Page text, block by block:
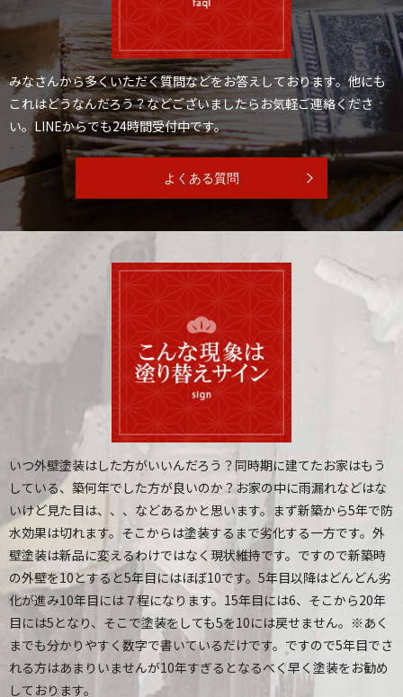
みなさんから多くいただく質問などをお答えしております。他にも
これはどうなんだろう？などございましたらお気軽ご連絡くださ
い。LINEからでも24時間受付中です。
よくある質問
いつ外壁塗装はした方がいいんだろう？同時期に建てたお家はもう
している、築何年でした方が良いのか？お家の中に雨漏れなどはな
いけど見た目は、、、などあるかと思います。 まず新築から5年で防
水効果は切れます。そこからは塗装するまで劣化する一方です。 外
壁塗装は新品に変えるわけではなく現状維持です。ですので新築時
の外壁を10とすると5年目にはほぼ10です。5年目以降はどんどん劣
化が進み10年目には７程になります。 15年目には6、そこから20年
目には5となり、そこで塗装をしても5を10には戻せません。 ※あく
までも分かりやすく数字で書いているだけです。 ですので5年目でさ
れる方はあまりいませんが10年すぎるとなるべく早く塗装をお勧め
しております。